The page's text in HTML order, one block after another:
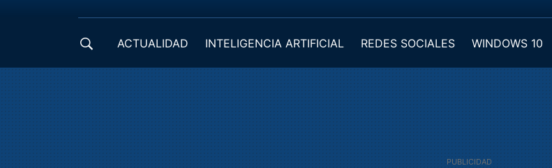
ACTUALIDAD INTELIGENCIA ARTIFICIAL REDES SOCIALES WINDOWS 10